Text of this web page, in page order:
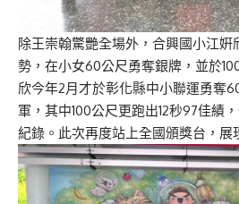
除王崇翰驚艷全場外，合興國小江
勢，在小女60公尺勇奪銀牌，並於
欣今年2月才於彰化縣中小聯運勇奪
軍，其中100公尺更跑出12秒97佳績
紀錄。此次再度站上全國頒獎台，展